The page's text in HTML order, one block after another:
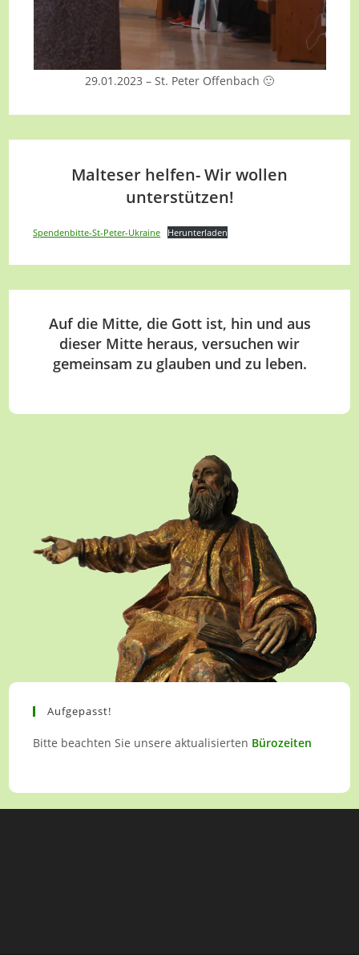
29.01.2023 – St. Peter Offenbach 🙂
Malteser helfen- Wir wollen
unterstützen!
Spendenbitte-St-Peter-Ukraine Herunterladen
Auf die Mitte, die Gott ist, hin und aus
dieser Mitte heraus, versuchen wir
gemeinsam zu glauben und zu leben.
Aufgepasst!
Bitte beachten Sie unsere aktualisierten Bürozeiten